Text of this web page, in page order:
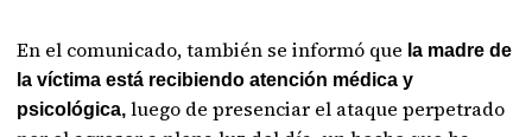
En el comunicado, también se informó que la madre de
la víctima está recibiendo atención médica y
psicológica, luego de presenciar el ataque perpetrado